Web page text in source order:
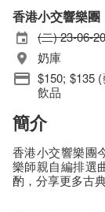
香港小交響樂團
(二) 23-06-
奶庫
$150; $135
飲品
簡介
香港小交響樂團
樂師親自編排選
酌，分享更多古